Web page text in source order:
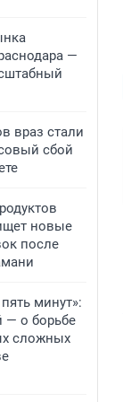
—
враз стали
сбой
новые
после
минут»:
— о борьбе
сложных